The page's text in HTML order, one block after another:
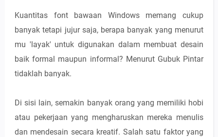
Kuantitas font bawaan Windows memang cukup
banyak tetapi jujur saja, berapa banyak yang menurut
mu 'layak' untuk digunakan dalam membuat desain
baik formal maupun informal? Menurut Gubuk Pintar
tidaklah banyak.
Di sisi lain, semakin banyak orang yang memiliki hobi
atau pekerjaan yang mengharuskan mereka menulis
dan mendesain secara kreatif. Salah satu faktor yang